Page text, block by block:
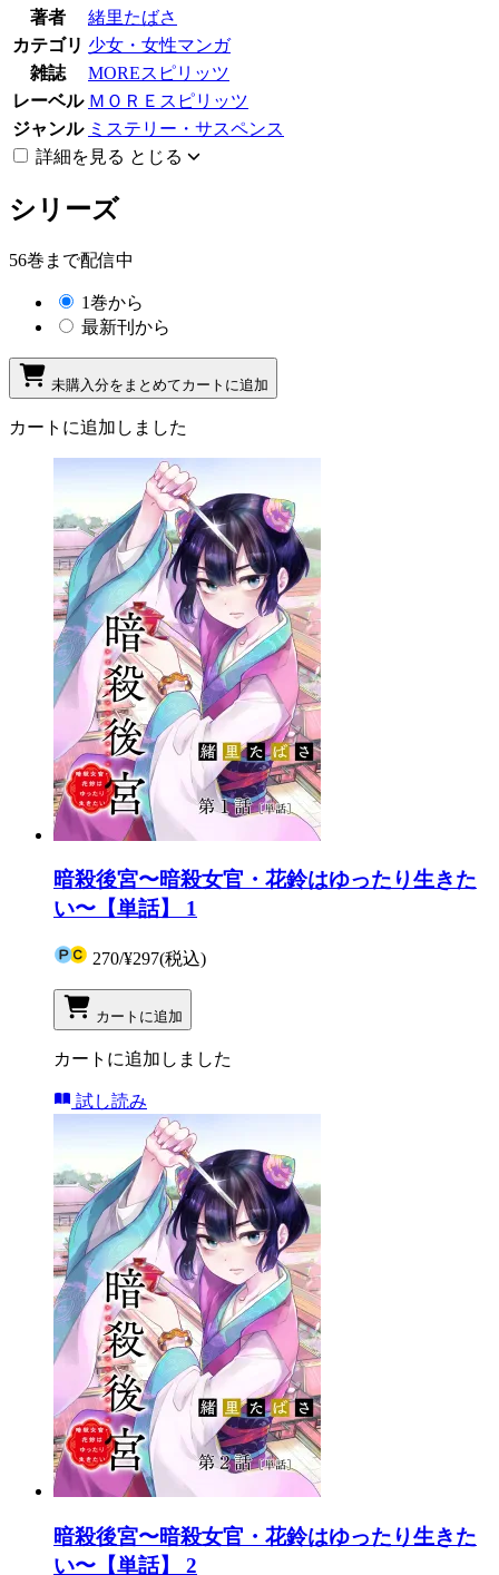
著者
緒里たばさ
カテゴリ 少女・女性マンガ
雑誌
MOREスピリッツ
レーベル ＭＯＲＥスピリッツ
ジャンル ミステリー・サスペンス
詳細を見る とじる
シリーズ
56巻まで配信中
1巻から
最新刊から
未購入分をまとめてカートに追加
カートに追加しました
暗殺後宮〜暗殺女官・花鈴はゆったり生きた
い〜【単話】 1
270/¥297(税込)
カートに追加
カートに追加しました
試し読み
暗殺後宮〜暗殺女官・花鈴はゆったり生きた
い〜【単話】 2